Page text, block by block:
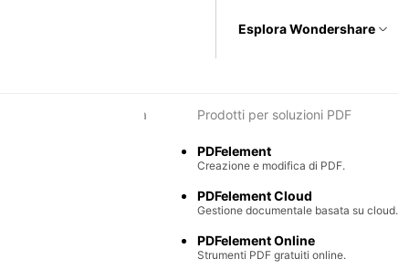
per diagrammi e grafica Prodotti per soluzioni PDF
PDFelement
Creazione e modifica di PDF.
PDFelement Cloud
Gestione documentale basata su cloud.
PDFelement Online
Strumenti PDF gratuiti online.
Esplora Wondershare